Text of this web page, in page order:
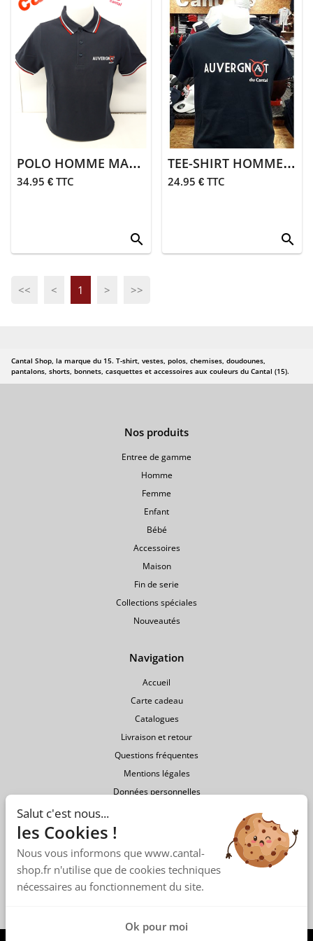
> Tee-
shirts
> Polos
>
Doudounes,
coupe-vent
pulls,
polaires
> Masques
> Écharpes,
chèches
> Chaussures,
sous-
Maison
POLO HOMME MANCHES COURTES BLEU MARINE AUVERGNAT
34.95 € TTC
search
TEE-SHIRT HOMME BLEU MARINE AUVERGNAT
24.95 € TTC
search
<< < 1 > >>
Cantal Shop, la marque du 15. T-shirt, vestes, polos, chemises, doudounes,
pantalons, shorts, bonnets, casquettes et accessoires aux couleurs du Cantal (15).
Nos produits
Entree de gamme
Homme
Femme
Enfant
Bébé
Accessoires
Maison
Fin de serie
Collections spéciales
Nouveautés
Navigation
Accueil
Carte cadeau
Catalogues
Livraison et retour
Questions fréquentes
Mentions légales
Données personnelles
Conditions générales de vente
Salut c'est nous...
les Cookies !
Nous vous informons que www.cantal-
shop.fr n'utilise que de cookies techniques
nécessaires au fonctionnement du site.
Ok pour moi